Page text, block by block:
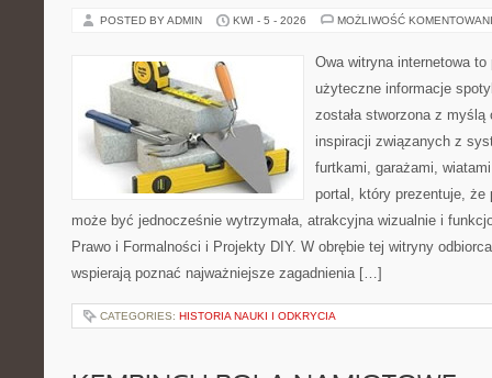
POSTED BY ADMIN KWI - 5 - 2026 MOŻLIWOŚĆ
Owa witryna internetowa
użyteczne informacje
została stworzona z
inspiracji związanych z
furtkami, garażami,
portal, który prezentuje, że
może być jednocześnie wytrzymała, atrakcyjna wizualnie i
Prawo i Formalności i Projekty DIY. W obrębie tej witryny
wspierają poznać najważniejsze zagadnienia […]
CATEGORIES: HISTORIA NAUKI I ODKRYCIA